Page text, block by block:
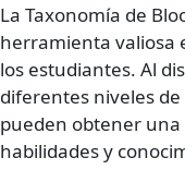
La Taxonomía de
herramienta valiosa
los estudiantes. Al
diferentes niveles
pueden obtener
habilidades y